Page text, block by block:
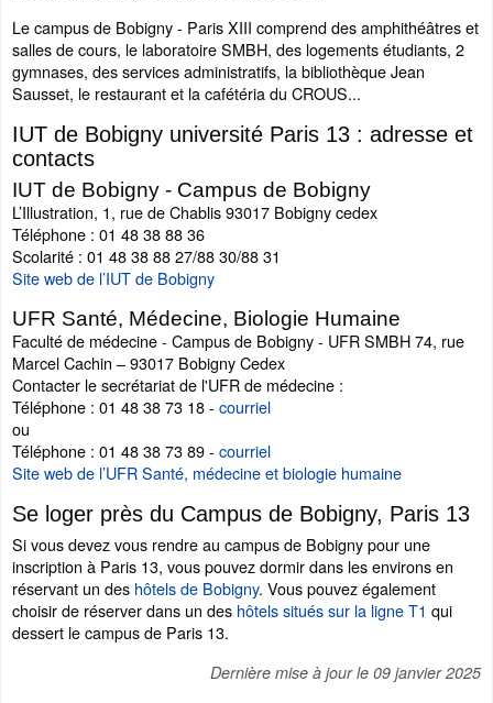
Le campus de Bobigny - Paris XIII comprend des amphithéâtres et
salles de cours, le laboratoire SMBH, des logements étudiants, 2
gymnases, des services administratifs, la bibliothèque Jean
Sausset, le restaurant et la cafétéria du CROUS...
IUT de Bobigny université Paris 13 : adresse et
contacts
IUT de Bobigny - Campus de Bobigny
L’Illustration, 1, rue de Chablis 93017 Bobigny cedex
Téléphone : 01 48 38 88 36
Scolarité : 01 48 38 88 27/88 30/88 31
Site web de l’IUT de Bobigny
UFR Santé, Médecine, Biologie Humaine
Faculté de médecine - Campus de Bobigny - UFR SMBH 74, rue
Marcel Cachin – 93017 Bobigny Cedex
Contacter le secrétariat de l'UFR de médecine :
Téléphone : 01 48 38 73 18 - courriel
ou
Téléphone : 01 48 38 73 89 - courriel
Site web de l’UFR Santé, médecine et biologie humaine
Se loger près du Campus de Bobigny, Paris 13
Si vous devez vous rendre au campus de Bobigny pour une
inscription à Paris 13, vous pouvez dormir dans les environs en
réservant un des hôtels de Bobigny. Vous pouvez également
choisir de réserver dans un des hôtels situés sur la ligne T1 qui
dessert le campus de Paris 13.
Dernière mise à jour le 09 janvier 2025